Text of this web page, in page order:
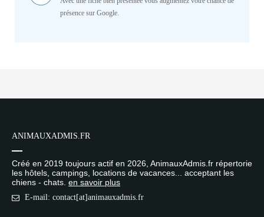
présence sur Google.
ANIMAUXADMIS.FR
Créé en 2019 toujours actif en 2026, AnimauxAdmis.fr répertorie
les hôtels, campings, locations de vacances... acceptant les
chiens - chats. en savoir plus
E-mail: contact[at]animauxadmis.fr